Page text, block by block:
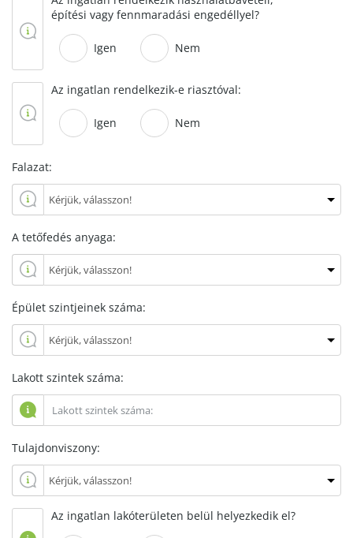
építési vagy fennmaradási engedéllyel?
Igen Nem
Az ingatlan rendelkezik-e riasztóval:
Igen Nem
Falazat:
A tetőfedés anyaga:
Épület szintjeinek száma:
Lakott szintek száma:
Tulajdonviszony:
Az ingatlan lakóterületen belül helyezkedik el?